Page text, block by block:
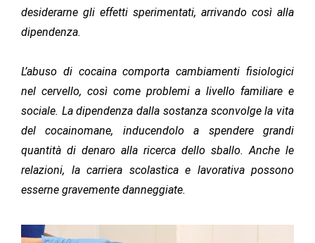
desiderarne gli effetti sperimentati, arrivando così alla
dipendenza.
L’abuso di cocaina comporta cambiamenti fisiologici
nel cervello, così come problemi a livello familiare e
sociale. La dipendenza dalla sostanza sconvolge la vita
del cocainomane, inducendolo a spendere grandi
quantità di denaro alla ricerca dello sballo. Anche le
relazioni, la carriera scolastica e lavorativa possono
esserne gravemente danneggiate.